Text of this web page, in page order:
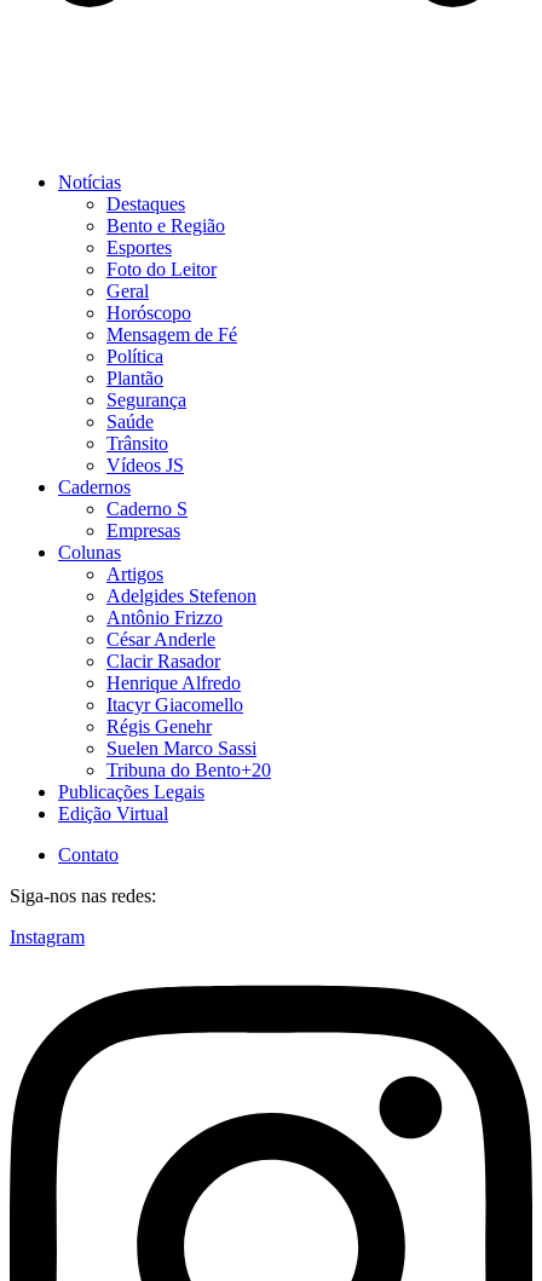
Notícias
Destaques
Bento e Região
Esportes
Foto do Leitor
Geral
Horóscopo
Mensagem de Fé
Política
Plantão
Segurança
Saúde
Trânsito
Vídeos JS
Cadernos
Caderno S
Empresas
Colunas
Artigos
Adelgides Stefenon
Antônio Frizzo
César Anderle
Clacir Rasador
Henrique Alfredo
Itacyr Giacomello
Régis Genehr
Suelen Marco Sassi
Tribuna do Bento+20
Publicações Legais
Edição Virtual
Contato
Siga-nos nas redes:
Instagram